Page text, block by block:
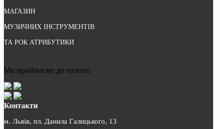
МАГАЗИН
МУЗИЧНИХ ІНСТРУМЕНТІВ
ТА РОК АТРИБУТИКИ
Ми приймаємо до оплати:
Контакти
м. Львів, пл. Данила Галицького, 13